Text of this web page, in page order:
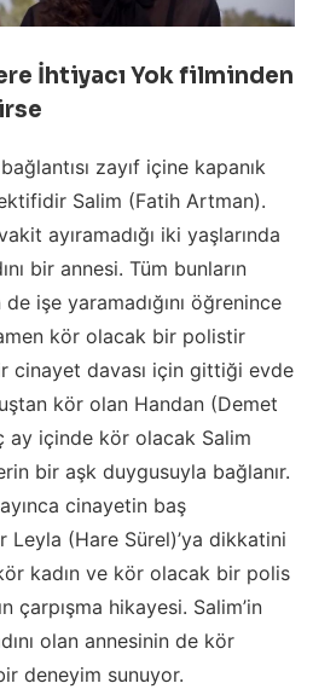
İhtiyacı Yok filminden
zayıf içine kapanık
Salim (Fatih Artman).
ayıramadığı iki yaşlarında
bir annesi. Tüm bunların
işe yaramadığını öğrenince
kör olacak bir polistir
cinayet davası için gittiği evde
kör olan Handan (Demet
ay içinde kör olacak Salim
bir aşk duygusuyla bağlanır.
cinayetin baş
Leyla (Hare Sürel)’ya dikkatini
kadın ve kör olacak bir polis
çarpışma hikayesi. Salim’in
olan annesinin de kör
deneyim sunuyor.